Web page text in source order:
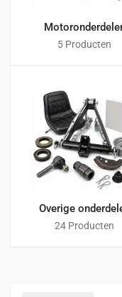
5 Producten
Overige
24 Producten